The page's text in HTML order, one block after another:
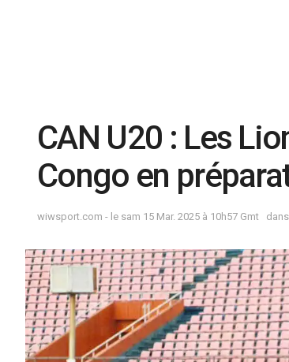
CAN U20 : Les
Congo en
wiwsport.com - le sam 15 Mar. 2025 à 10h57 Gmt dans